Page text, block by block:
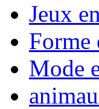
Jeux
Forme
Mode